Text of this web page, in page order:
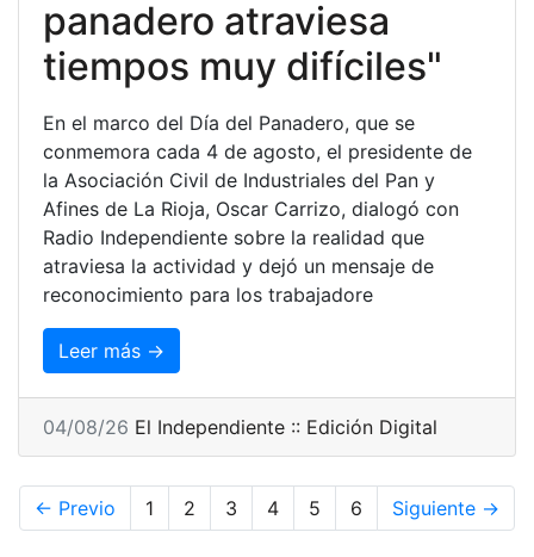
panadero atraviesa
tiempos muy difíciles"
En el marco del Día del Panadero, que se
conmemora cada 4 de agosto, el presidente de
la Asociación Civil de Industriales del Pan y
Afines de La Rioja, Oscar Carrizo, dialogó con
Radio Independiente sobre la realidad que
atraviesa la actividad y dejó un mensaje de
reconocimiento para los trabajadore
Leer más →
04/08/26 El Independiente :: Edición Digital
← Previo 1 2 3 4 5 6 Siguiente →